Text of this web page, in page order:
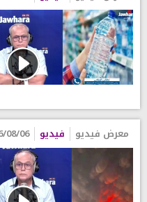
معرض فيديو فيديو 06 09:35